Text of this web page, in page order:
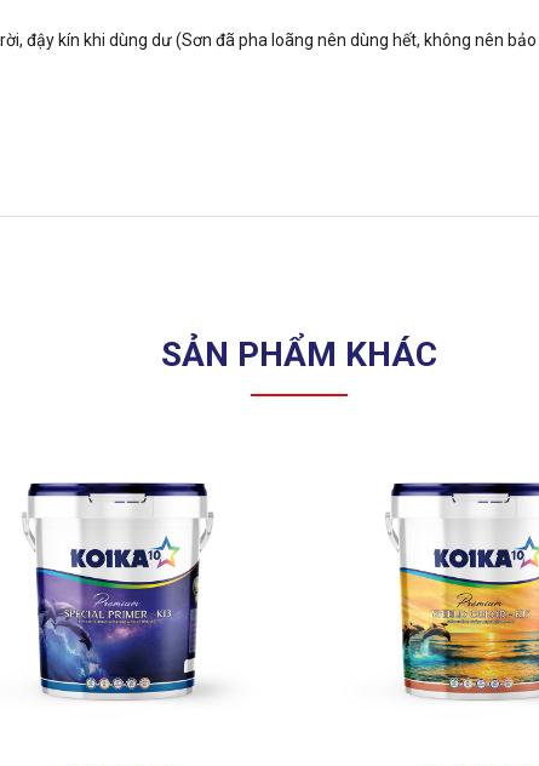
đậy kín khi dùng dư (Sơn đã pha loãng nên dùng hết, không nên
SẢN PHẨM KHÁC